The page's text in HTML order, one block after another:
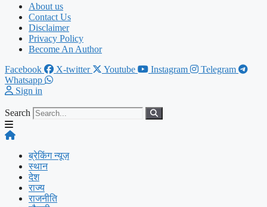
About us
Contact Us
Disclaimer
Privacy Policy
Become An Author
Facebook
X-twitter Youtube Instagram
Telegram
Whatsapp
Sign in
Search
ब्रेकिंग न्यूज़
स्थान
देश
राज्य
राजनीति